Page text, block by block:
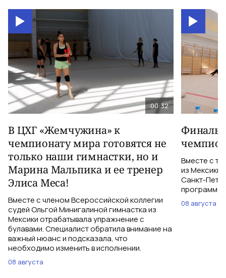
00:32
В ЦХГ «Жемчужина» к
чемпионату мира готовятся не
только наши гимнастки, но и
Марина Мальпика и ее тренер
Элиса Меса!
Вместе с членом Всероссийской коллегии
судей Ольгой Минигалиной гимнастка из
Мексики отрабатывала упражнение с
булавами. Специалист обратила внимание на
важный нюанс и подсказала, что
необходимо изменить в исполнении.
08 августа
Вместе с
из Мексики
Санкт-
программе
08 августа